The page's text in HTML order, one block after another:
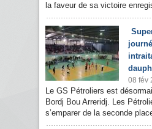
la faveur de sa victoire
08 fév
Le GS Pétroliers est
Bordj Bou Arreridj. Les
s’emparer de la seconde